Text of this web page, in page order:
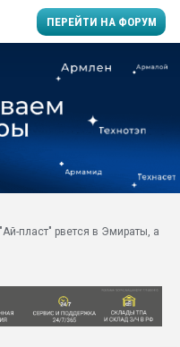
ПЕРЕЙТИ НА ФОРУМ
Вакуум-формовочные
28.07.2026
Всё, что касается
бутылок
пласт" рвется в Эмираты, а